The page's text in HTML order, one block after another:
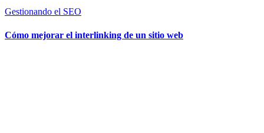
Gestionando el SEO
Cómo mejorar el interlinking de un sitio web